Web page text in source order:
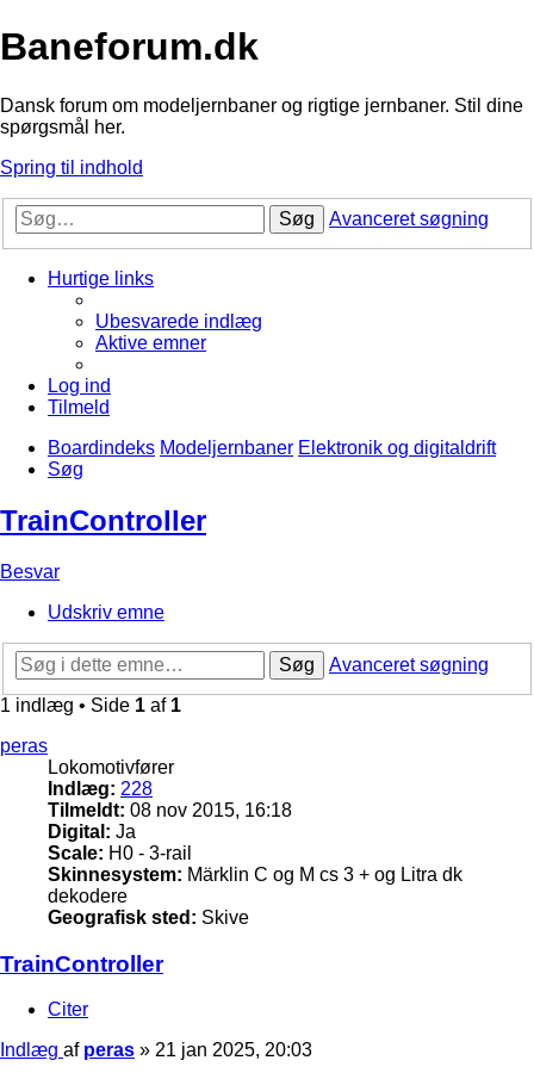
Baneforum.dk
Dansk forum om modeljernbaner og rigtige jernbaner. Stil dine
spørgsmål her.
Spring til indhold
Søg Avanceret søgning
Hurtige links
Ubesvarede indlæg
Aktive emner
Log ind
Tilmeld
Boardindeks Modeljernbaner Elektronik og digitaldrift
Søg
TrainController
Besvar
Udskriv emne
Søg
Avanceret søgning
1 indlæg • Side 1 af 1
peras
Lokomotivfører
Indlæg: 228
Tilmeldt: 08 nov 2015, 16:18
Digital: Ja
Scale: H0 - 3-rail
Skinnesystem: Märklin C og M cs 3 + og Litra dk
dekodere
Geografisk sted: Skive
TrainController
Citer
Indlæg af peras » 21 jan 2025, 20:03